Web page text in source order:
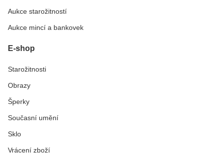
Aukce starožitností
Aukce mincí a bankovek
E-shop
Starožitnosti
Obrazy
Šperky
Současní umění
Sklo
Vrácení zboží